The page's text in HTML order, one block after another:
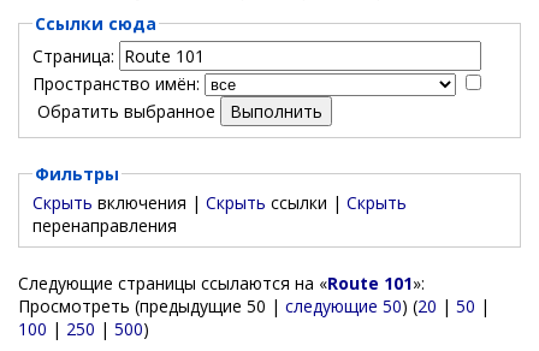
Ссылки сюда
Страница:
Пространство имён:
Обратить выбранное
Фильтры
Скрыть включения | Скрыть ссылки | Скрыть
перенаправления
Следующие страницы ссылаются на «Route 101»:
Просмотреть (предыдущие 50 | следующие 50) (20 | 50 |
100 | 250 | 500)